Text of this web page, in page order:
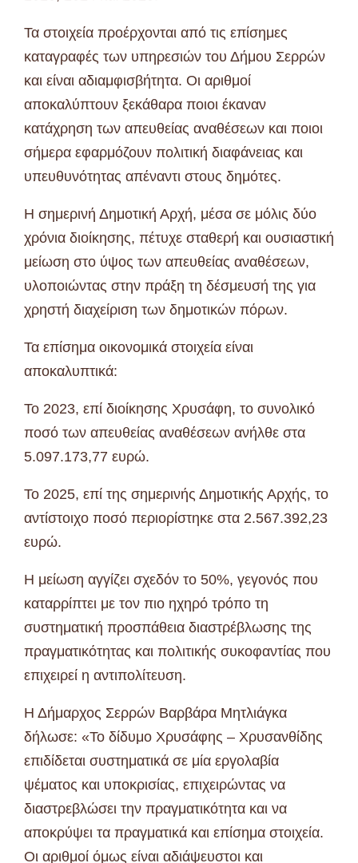
Τα στοιχεία προέρχονται από τις επίσημες
καταγραφές των υπηρεσιών του Δήμου Σερρών
και είναι αδιαμφισβήτητα. Οι αριθμοί
αποκαλύπτουν ξεκάθαρα ποιοι έκαναν
κατάχρηση των απευθείας αναθέσεων και ποιοι
σήμερα εφαρμόζουν πολιτική διαφάνειας και
υπευθυνότητας απέναντι στους δημότες.
Η σημερινή Δημοτική Αρχή, μέσα σε μόλις δύο
χρόνια διοίκησης, πέτυχε σταθερή και ουσιαστική
μείωση στο ύψος των απευθείας αναθέσεων,
υλοποιώντας στην πράξη τη δέσμευσή της για
χρηστή διαχείριση των δημοτικών πόρων.
Τα επίσημα οικονομικά στοιχεία είναι
αποκαλυπτικά:
Το 2023, επί διοίκησης Χρυσάφη, το συνολικό
ποσό των απευθείας αναθέσεων ανήλθε στα
5.097.173,77 ευρώ.
Το 2025, επί της σημερινής Δημοτικής Αρχής, το
αντίστοιχο ποσό περιορίστηκε στα 2.567.392,23
ευρώ.
Η μείωση αγγίζει σχεδόν το 50%, γεγονός που
καταρρίπτει με τον πιο ηχηρό τρόπο τη
συστηματική προσπάθεια διαστρέβλωσης της
πραγματικότητας και πολιτικής συκοφαντίας που
επιχειρεί η αντιπολίτευση.
Η Δήμαρχος Σερρών Βαρβάρα Μητλιάγκα
δήλωσε: «Το δίδυμο Χρυσάφης – Χρυσανθίδης
επιδίδεται συστηματικά σε μία εργολαβία
ψέματος και υποκρισίας, επιχειρώντας να
διαστρεβλώσει την πραγματικότητα και να
αποκρύψει τα πραγματικά και επίσημα στοιχεία.
Οι αριθμοί όμως είναι αδιάψευστοι και